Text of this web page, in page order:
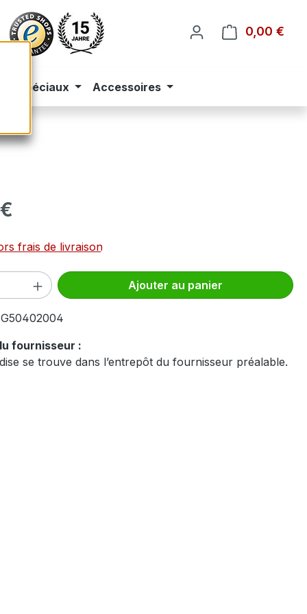
0,00 €
spéciaux Accessoires
:
frais de livraison
de produit : Entrez la quantité
Ajouter au panier
G50402004
fournisseur :
se trouve dans l’entrepôt du fournisseur préalable.